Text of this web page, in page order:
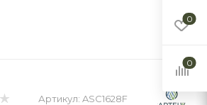
Артикул: ASC1628F
0
0